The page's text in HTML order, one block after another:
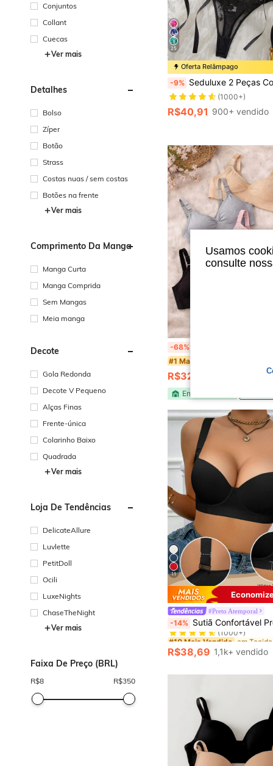
Conjuntos
Collant
Cuecas
Ver mais
Detalhes
Bolso
Zíper
Botão
Strass
Costas nuas / sem costas
Botões na frente
Ver mais
Comprimento Da Manga
Manga Curta
Manga Comprida
Sem Mangas
Meia manga
Decote
Gola Redonda
Decote V Pequeno
Alças Finas
Frente-única
Colarinho Baixo
Quadrada
Ver mais
Loja De Tendências
DelicateAllure
Luvlette
PetitDoll
Ocili
LuxeNights
ChaseTheNight
Ver mais
Faixa De Preço (BRL)
R$8 R$350
25
Oferta Relâmpago
-9% Seduluxe 2 Peças Conjunto de Lingerie Sexy Feminina com
(1000+)
R$40,91 900+ vendido
-68%
#1 Mais Vendido
R$32,15
Envio Nacional
11
#Preto Atemporal
-14% Sutiã Confortável Preto Peach Girl, Roupa Íntima Feminina, Sutiã com Levantamento e Suporte,
#10 Mais Vendido
(1000+)
#10 Mais Vendido
(1000+)
#10 Mais Vendido
(1000+)
#10 Mais Vendido
R$38,69 1,1k+ vendido
Usamos
consulte